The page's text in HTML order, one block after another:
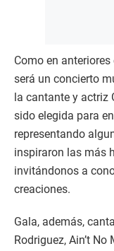
Como en anteriores
será un concierto
la cantante y actriz
sido elegida para
representando
inspiraron las más
invitándonos a
creaciones.
Gala, además,
Rodriguez, Ain’t